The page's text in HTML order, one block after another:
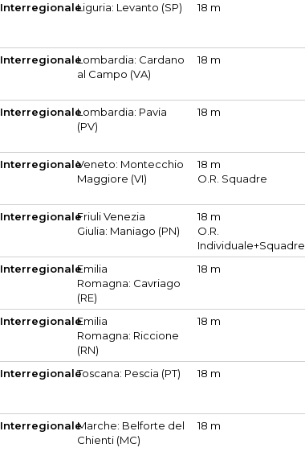
InterregionaleLiguria: Levanto (SP) 18 m
InterregionaleLombardia: Cardano
al Campo (VA)
18 m
InterregionaleLombardia: Pavia
(PV)
18 m
InterregionaleVeneto: Montecchio
Maggiore (VI)
18 m
O.R. Squadre
InterregionaleFriuli Venezia
Giulia: Maniago (PN)
18 m
O.R.
Individuale+Squadre
InterregionaleEmilia
Romagna: Cavriago
(RE)
18 m
InterregionaleEmilia
Romagna: Riccione
(RN)
18 m
InterregionaleToscana: Pescia (PT) 18 m
InterregionaleMarche: Belforte del
Chienti (MC)
18 m